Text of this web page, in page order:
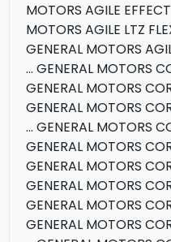
MOTORS AGILE
MOTORS AGILE LTZ
GENERAL MOTORS
... GENERAL MOTORS
GENERAL MOTORS
GENERAL MOTORS
... GENERAL MOTORS
GENERAL MOTORS
GENERAL MOTORS
GENERAL MOTORS
GENERAL MOTORS
GENERAL MOTORS